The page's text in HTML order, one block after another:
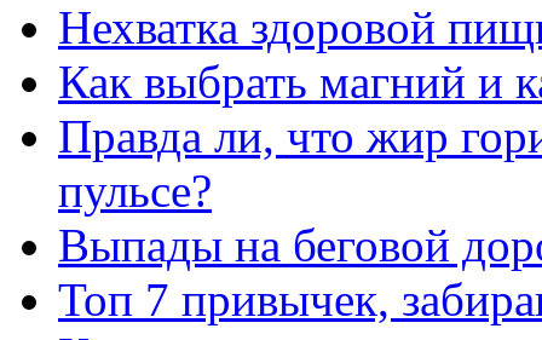
Нехватка здоровой
Как выбрать магний и
Правда ли, что жир
пульсе?
Выпады на беговой
Топ 7 привычек,